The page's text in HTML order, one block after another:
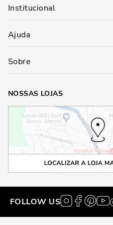
Institucional
Ajuda
Sobre
NOSSAS LOJAS
FOLLOW US